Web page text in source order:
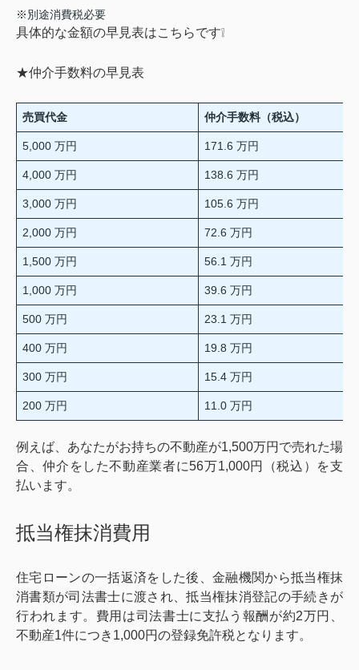
※別途消費税必要
具体的な金額の早見表はこちらです❕
★仲介手数料の早見表
売買代金 仲介手数料（税込）
5,000 万円 171.6 万円
4,000 万円 138.6 万円
3,000 万円 105.6 万円
2,000 万円 72.6 万円
1,500 万円 56.1 万円
1,000 万円 39.6 万円
500 万円 23.1 万円
400 万円 19.8 万円
300 万円 15.4 万円
200 万円 11.0 万円
例えば、あなたがお持ちの不動産が1,500万円で売れた場
合、仲介をした不動産業者に56万1,000円（税込）を支
払います。
抵当権抹消費用
住宅ローンの一括返済をした後、金融機関から抵当権抹
消書類が司法書士に渡され、抵当権抹消登記の手続きが
行われます。費用は司法書士に支払う報酬が約2万円、
不動産1件につき1,000円の登録免許税となります。